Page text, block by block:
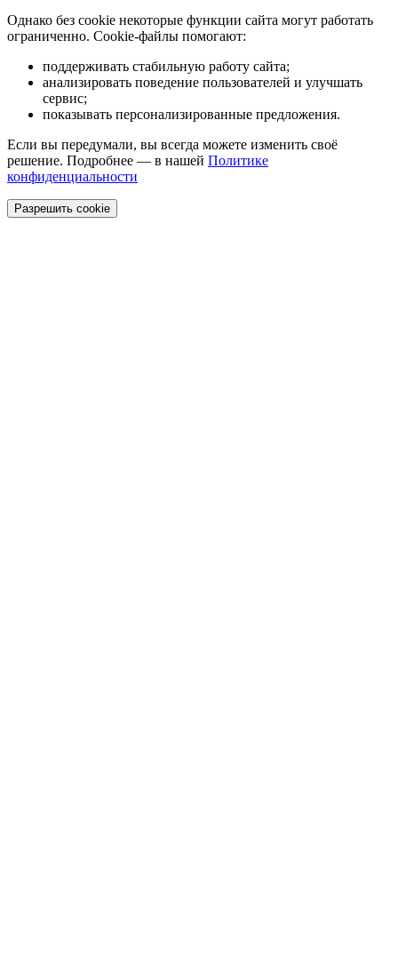
Однако без cookie некоторые функции сайта могут работать
ограниченно. Cookie-файлы помогают:
поддерживать стабильную работу сайта;
анализировать поведение пользователей и улучшать
сервис;
показывать персонализированные предложения.
Если вы передумали, вы всегда можете изменить своё
решение. Подробнее — в нашей Политике
конфиденциальности
Разрешить cookie